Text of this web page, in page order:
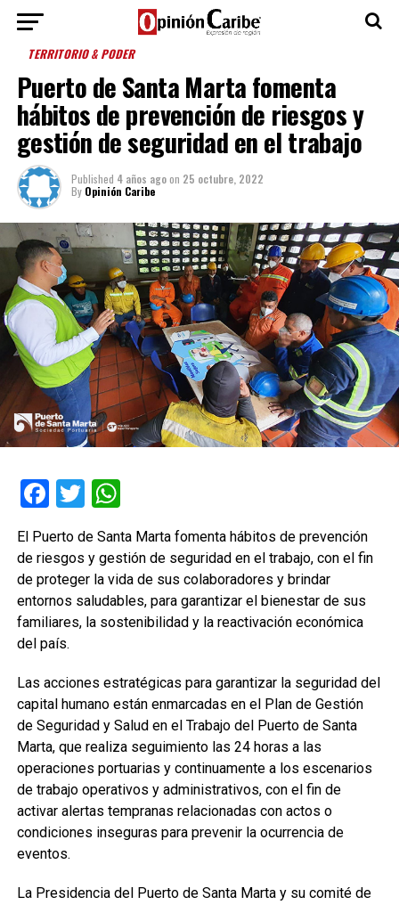
TERRITORIO & PODER
Puerto de Santa Marta fomenta
hábitos de prevención de riesgos y
gestión de seguridad en el trabajo
Published 4 años agoon 25 octubre, 2022
By Opinión Caribe
Facebook
Twitter
El Puerto de Santa Marta fomenta hábitos de prevención
de riesgos y gestión de seguridad en el trabajo, con el fin
de proteger la vida de sus colaboradores y brindar
entornos saludables, para garantizar el bienestar de sus
familiares, la sostenibilidad y la reactivación económica
del país.
Las acciones estratégicas para garantizar la seguridad del
capital humano están enmarcadas en el Plan de Gestión
de Seguridad y Salud en el Trabajo del Puerto de Santa
Marta, que realiza seguimiento las 24 horas a las
operaciones portuarias y continuamente a los escenarios
de trabajo operativos y administrativos, con el fin de
activar alertas tempranas relacionadas con actos o
condiciones inseguras para prevenir la ocurrencia de
eventos.
La Presidencia del Puerto de Santa Marta y su comité de